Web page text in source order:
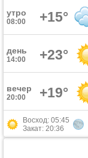
утро
08:00 +15°
день
14:00 +23°
вечер
20:00 +19°
Восход: 05:45
Закат: 20:36